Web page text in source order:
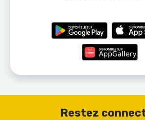
Restez